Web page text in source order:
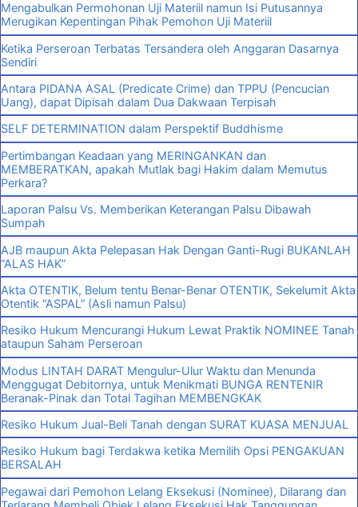
Mengabulkan Permohonan Uji Materiil namun Isi Putusannya
Merugikan Kepentingan Pihak Pemohon Uji Materiil
Ketika Perseroan Terbatas Tersandera oleh Anggaran Dasarnya
Sendiri
Antara PIDANA ASAL (Predicate Crime) dan TPPU (Pencucian
Uang), dapat Dipisah dalam Dua Dakwaan Terpisah
SELF DETERMINATION dalam Perspektif Buddhisme
Pertimbangan Keadaan yang MERINGANKAN dan
MEMBERATKAN, apakah Mutlak bagi Hakim dalam Memutus
Perkara?
Laporan Palsu Vs. Memberikan Keterangan Palsu Dibawah
Sumpah
AJB maupun Akta Pelepasan Hak Dengan Ganti-Rugi BUKANLAH
“ALAS HAK”
Akta OTENTIK, Belum tentu Benar-Benar OTENTIK, Sekelumit Akta
Otentik “ASPAL” (Asli namun Palsu)
Resiko Hukum Mencurangi Hukum Lewat Praktik NOMINEE Tanah
ataupun Saham Perseroan
Modus LINTAH DARAT Mengulur-Ulur Waktu dan Menunda
Menggugat Debitornya, untuk Menikmati BUNGA RENTENIR
Beranak-Pinak dan Total Tagihan MEMBENGKAK
Resiko Hukum Jual-Beli Tanah dengan SURAT KUASA MENJUAL
Resiko Hukum bagi Terdakwa ketika Memilih Opsi PENGAKUAN
BERSALAH
Pegawai dari Pemohon Lelang Eksekusi (Nominee), Dilarang dan